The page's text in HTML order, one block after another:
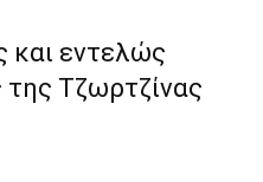
εντελώς
Τζωρτζίνας